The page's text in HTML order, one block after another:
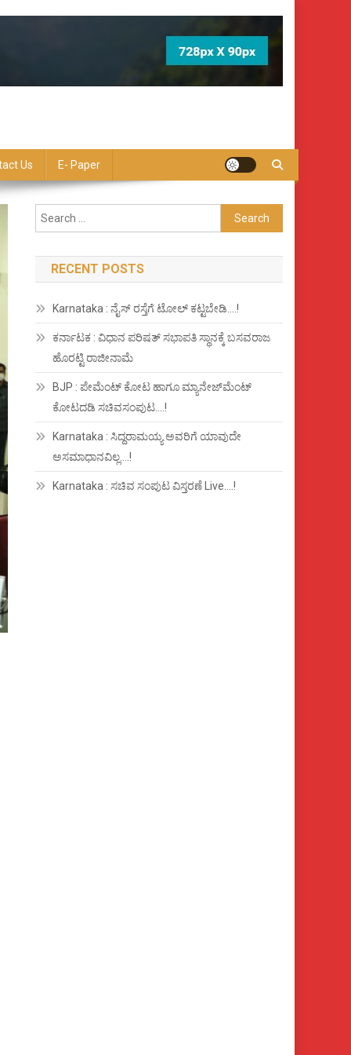
Us E- Paper
Search
for:
RECENT POSTS
Karnataka : ನೈಸ್ ರಸ್ತೆಗೆ ಟೋಲ್ ಕಟ್ಟಬೇಡಿ….!
ಕರ್ನಾಟಕ : ವಿಧಾನ ಪರಿಷತ್ ಸಭಾಪತಿ ಸ್ಥಾನಕ್ಕೆ ಬಸವರಾಜ
ಹೊರಟ್ಟಿ ರಾಜೀನಾಮೆ
BJP : ಪೇಮೆಂಟ್ ಕೋಟ ಹಾಗೂ ಮ್ಯಾನೇಜ್‍ಮೆಂಟ್
ಕೋಟದಡಿ ಸಚಿವಸಂಪುಟ….!
Karnataka : ಸಿದ್ದರಾಮಯ್ಯ ಅವರಿಗೆ ಯಾವುದೇ
ಅಸಮಾಧಾನವಿಲ್ಲ….!
Karnataka : ಸಚಿವ ಸಂಪುಟ ವಿಸ್ತರಣೆ Live….!